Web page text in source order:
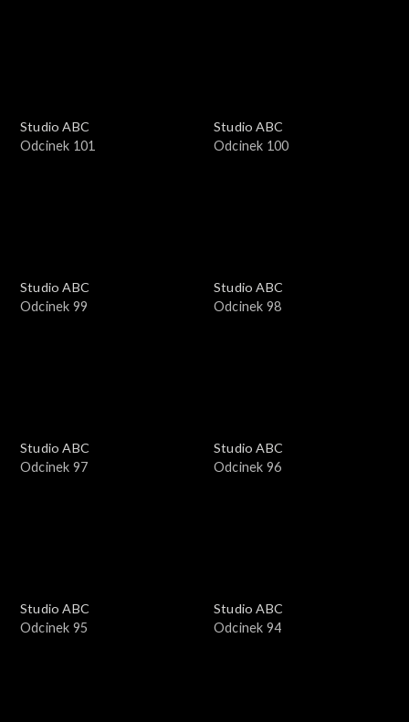
Studio ABC
Odcinek 101
Studio ABC
Odcinek 100
Studio ABC
Odcinek 99
Studio ABC
Odcinek 98
Studio ABC
Odcinek 97
Studio ABC
Odcinek 96
Studio ABC
Odcinek 95
Studio ABC
Odcinek 94